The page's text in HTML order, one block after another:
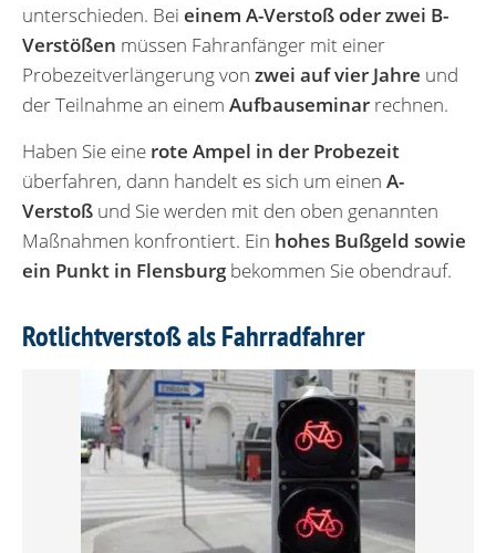
unterschieden. Bei einem A-Verstoß oder zwei B-
Verstößen müssen Fahranfänger mit einer
Probezeitverlängerung von zwei auf vier Jahre und
der Teilnahme an einem Aufbauseminar rechnen.
Haben Sie eine rote Ampel in der Probezeit
überfahren, dann handelt es sich um einen A-
Verstoß und Sie werden mit den oben genannten
Maßnahmen konfrontiert. Ein hohes Bußgeld sowie
ein Punkt in Flensburgbekommen Sie obendrauf.
Rotlichtverstoß als Fahrradfahrer